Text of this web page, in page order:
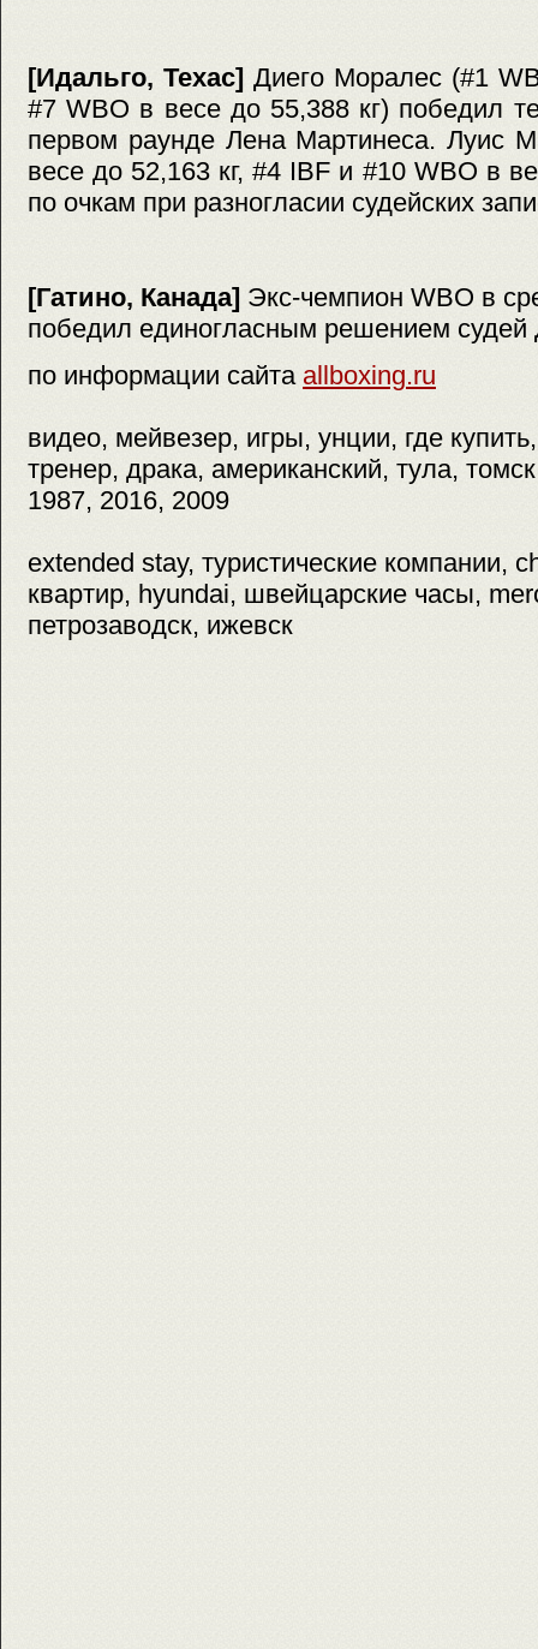
[Идальго, Техас] Диего Моралес (#1
#7 WBO в весе до 55,388 кг) победил
первом раунде Лена Мартинеса. Луис
весе до 52,163 кг, #4 IBF и #10 WBO в
по очкам при разногласии судейских
[Гатино, Канада] Экс-чемпион WBO в
победил единогласным решением судей
по информации сайта allboxing.ru
видео, мейвезер, игры, унции, где
тренер, драка, американский, тула,
1987, 2016, 2009
extended stay, туристические компании,
квартир, hyundai, швейцарские часы,
петрозаводск, ижевск